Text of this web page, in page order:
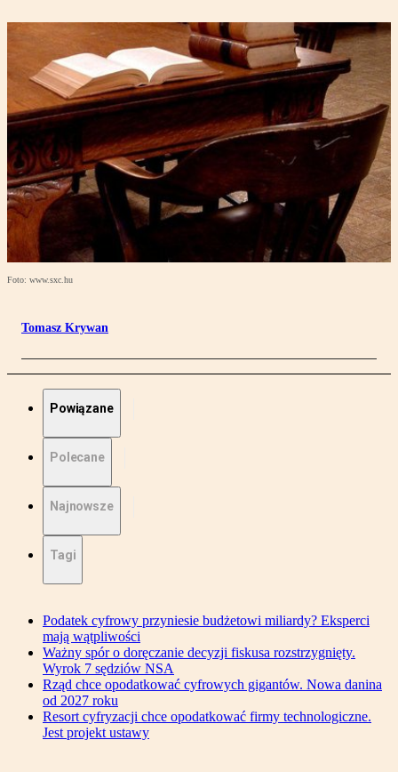
Foto: www.sxc.hu
Tomasz Krywan
Powiązane
Polecane
Najnowsze
Tagi
Podatek cyfrowy przyniesie budżetowi miliardy? Eksperci
mają wątpliwości
Ważny spór o doręczanie decyzji fiskusa rozstrzygnięty.
Wyrok 7 sędziów NSA
Rząd chce opodatkować cyfrowych gigantów. Nowa danina
od 2027 roku
Resort cyfryzacji chce opodatkować firmy technologiczne.
Jest projekt ustawy